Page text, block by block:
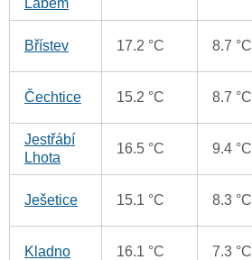
Břístev 17.2 °C 8.7 °C
Čechtice 15.2 °C 8.7 °C
Jestřábí
Lhota
16.5 °C 9.4 °C
Ješetice 15.1 °C 8.3 °C
Kladno 16.1 °C 7.3 °C